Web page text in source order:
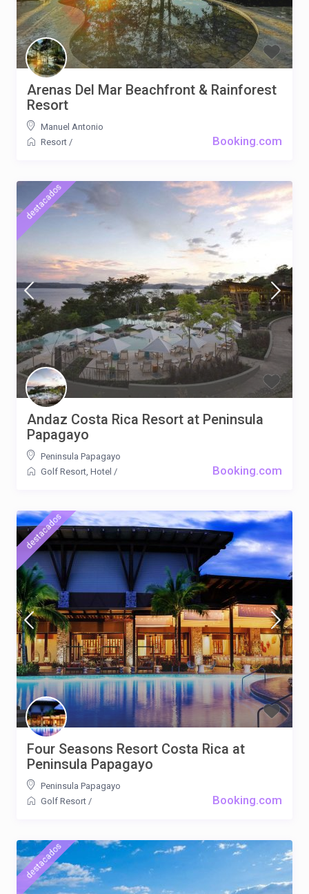
Booking.com
Arenas Del Mar Beachfront & Rainforest
Resort
Manuel Antonio
Resort /
destacados
Booking.com
Andaz Costa Rica Resort at Peninsula
Papagayo
Peninsula Papagayo
Golf Resort, Hotel /
destacados
Booking.com
Four Seasons Resort Costa Rica at
Peninsula Papagayo
Peninsula Papagayo
Golf Resort /
destacados